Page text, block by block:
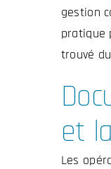
gestion
pratique
trouvé
et
Les